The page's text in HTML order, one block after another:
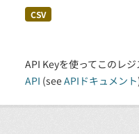
CSV
API Keyを使ってこのレ
API (seeAPIドキュメント